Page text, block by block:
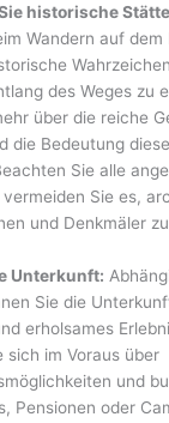
historische
Wandern auf
des Weges zu
über die reiche
die Bedeutung
Sie alle
Sie es,
und Denkmäler
Unterkunft:
Sie die
erholsames
sich im Voraus über
und
Pensionen oder